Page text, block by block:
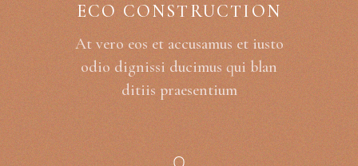
ECO CONSTRUCTION
At vero eos et accusamus et iusto
odio dignissi ducimus qui blan
ditiis praesentium